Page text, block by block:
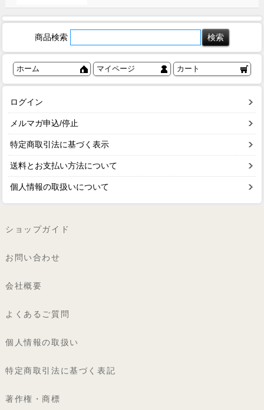
商品検索
ホーム マイページ カート
ログイン
メルマガ申込/停止
特定商取引法に基づく表示
送料とお支払い方法について
個人情報の取扱いについて
ショップガイド
お問い合わせ
会社概要
よくあるご質問
個人情報の取扱い
特定商取引法に基づく表記
著作権・商標